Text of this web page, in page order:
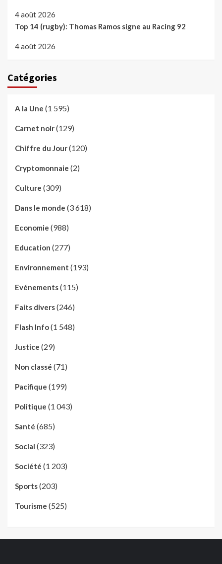
4 août 2026
Top 14 (rugby): Thomas Ramos signe au Racing 92
4 août 2026
Catégories
A la Une (1 595)
Carnet noir(129)
Chiffre du Jour(120)
Cryptomonnaie (2)
Culture (309)
Dans le monde (3 618)
Economie (988)
Education (277)
Environnement (193)
Evénements(115)
Faits divers(246)
Flash Info(1 548)
Justice (29)
Non classé (71)
Pacifique (199)
Politique (1 043)
Santé (685)
Social (323)
Société (1 203)
Sports(203)
Tourisme (525)